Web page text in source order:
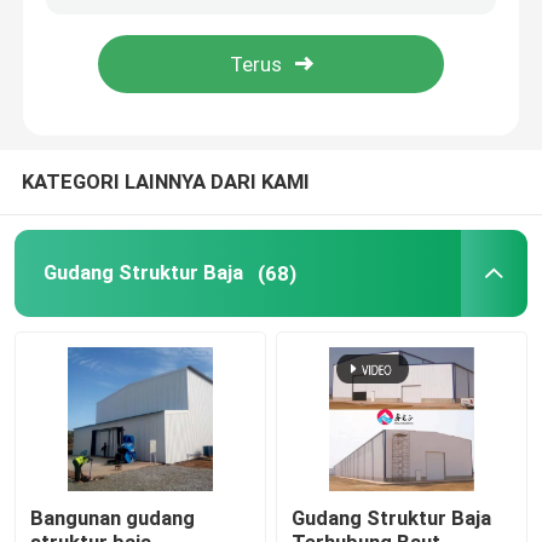
Tur Pabrik
Kasus-kasus
Minta Kutipan
Gudang Struktur Baja
KATEGORI LAINNYA DARI KAMI
Gudang Struktur Baja (68)
Bangunan gudang
Gudang Struktur Baja